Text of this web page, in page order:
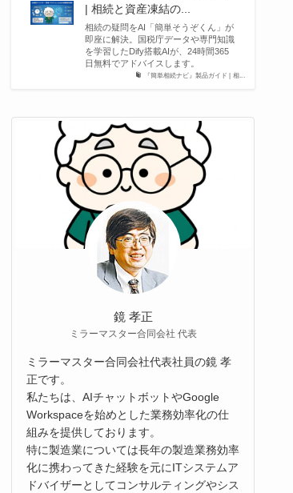
『簡単相続ナビ』製品ガイド | 相...
| 相続と資産凍結の...
相続の疑問をAI「簡単そうぞくん」が
即座に解決。国税庁データや専門知識
を学習したDify搭載AIが、24時間365
日無料でアドバイスします。
鏡 孝正
ミラーマスター合同会社 代表
ミラーマスター合同会社代表社員の鏡 孝
正です。
私たちは、AIチャットボットやGoogle
Workspaceを始めとした業務効率化の仕
組みを提供しております。
特に製造業については長年の製造業務効率
化に携わってきた経験を元にITシステムア
ドバイザーとしてコンサルティングやシス